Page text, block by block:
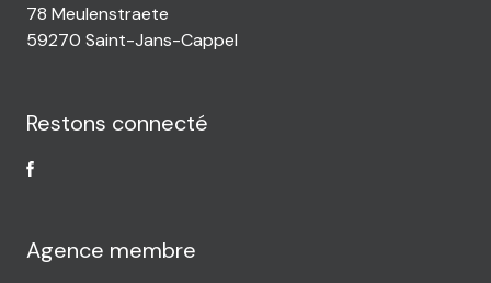
78 Meulenstraete
59270 Saint-Jans-Cappel
Restons connecté
Agence membre